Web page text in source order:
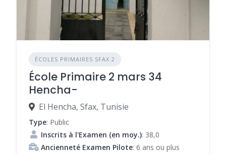
ÉCOLES PRIMAIRES SFAX 2
École Primaire 2 mars 34
Hencha-
El Hencha, Sfax, Tunisie
Type: Public
Inscrits à l'Examen (en moy.): 38,0
Ancienneté Examen Pilote: 6 ans ou plus